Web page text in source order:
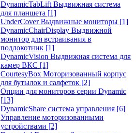
DynamicTabLift Выдвижная система
для планшета [1]
UnderCover Выдвижные мониторы [1]
DynamicChairDisplay Выдвижной
монитор для встраивания в
подлокотник [1]
DynamicVision Выдвижная система для
камер ВКС [1]
CourtesyBox Моторизованный корпус
для бутылок и салфеток [2]
Опции для мониторов серии Dynamic
[13]
DynamicShare система управления [6]
Управление моторизованными
устройствами [2]